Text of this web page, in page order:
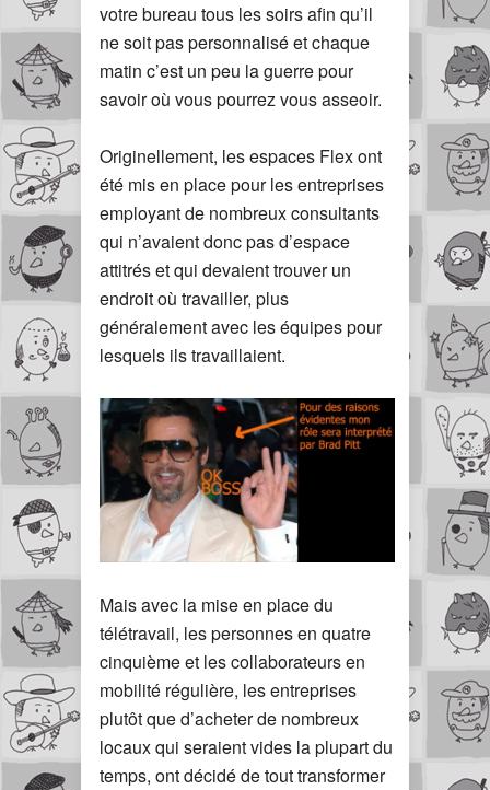
votre bureau tous les soirs afin qu’il
ne soit pas personnalisé et chaque
matin c’est un peu la guerre pour
savoir où vous pourrez vous asseoir.
Originellement, les espaces Flex ont
été mis en place pour les entreprises
employant de nombreux consultants
qui n’avaient donc pas d’espace
attitrés et qui devaient trouver un
endroit où travailler, plus
généralement avec les équipes pour
lesquels ils travaillaient.
Mais avec la mise en place du
télétravail, les personnes en quatre
cinquième et les collaborateurs en
mobilité régulière, les entreprises
plutôt que d’acheter de nombreux
locaux qui seraient vides la plupart du
temps, ont décidé de tout transformer